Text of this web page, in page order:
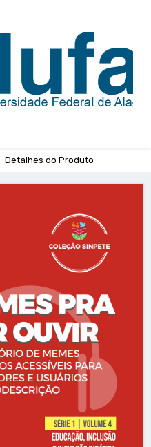
Detalhes do Produto